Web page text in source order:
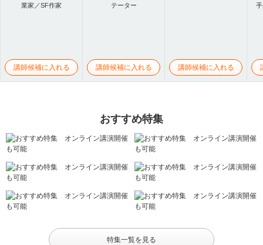
業家／SF作家
講師候補に入れる
テーター
講師候補に入れる 講師候補に入れる
おすすめ特集
特集一覧を見る